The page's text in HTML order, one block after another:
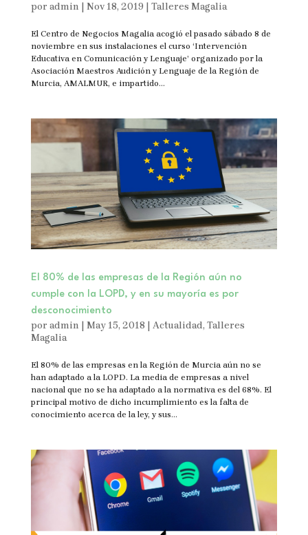
por admin | Nov 18, 2019 | Talleres Magalia
El Centro de Negocios Magalia acogió el pasado sábado 8 de
noviembre en sus instalaciones el curso ‘Intervención
Educativa en Comunicación y Lenguaje’ organizado por la
Asociación Maestros Audición y Lenguaje de la Región de
Murcia, AMALMUR, e impartido...
El 80% de las empresas de la Región aún no
cumple con la LOPD, y en su mayoría es por
desconocimiento
por admin | May 15, 2018 | Actualidad, Talleres
Magalia
El 80% de las empresas en la Región de Murcia aún no se
han adaptado a la LOPD. La media de empresas a nivel
nacional que no se ha adaptado a la normativa es del 68%. El
principal motivo de dicho incumplimiento es la falta de
conocimiento acerca de la ley, y sus...